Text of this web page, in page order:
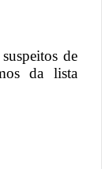
de
da lista